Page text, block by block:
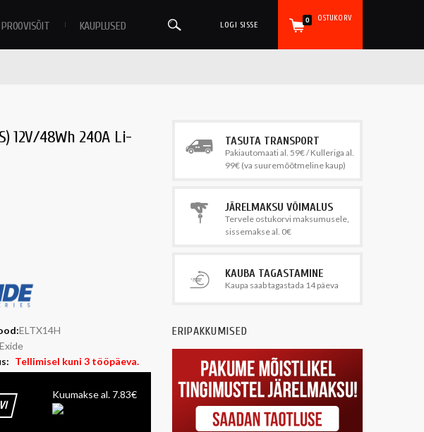
OSTUKORV
0
LOGI SISSE
PROOVISÕIT KAUPLUSED
TASUTA TRANSPORT
Pakiautomaati al. 59€ / Kulleriga al.
99€ (va suuremõõtmeline kaup)
JÄRELMAKSU VÕIMALUS
Tervele ostukorvi maksumusele,
sissemakse al. 0€
KAUBA TAGASTAMINE
Kaupa saab tagastada 14 päeva
ERIPAKKUMISED
12V/48Wh 240A Li-
ELTX14H
Exide
Tellimisel kuni 3 tööpäeva.
Kuumakse al. 7.83€